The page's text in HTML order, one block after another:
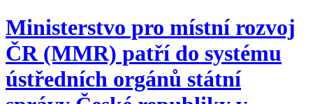
Ministerstvo pro místní rozvoj
ČR (MMR) patří do systému
ústředních orgánů státní